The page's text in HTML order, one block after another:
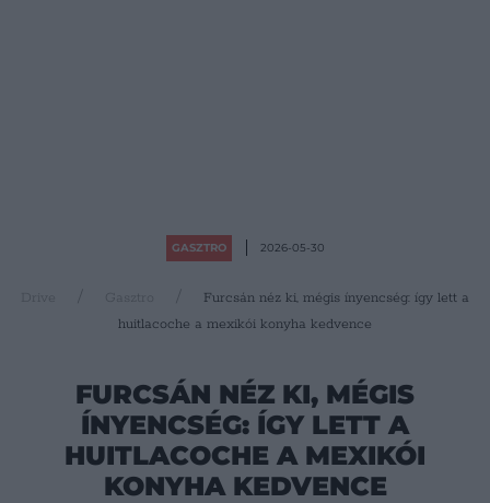
GASZTRO 2026-05-30
Drive Gasztro
Furcsán néz ki, mégis ínyencség: így lett a
huitlacoche a mexikói konyha kedvence
FURCSÁN NÉZ KI, MÉGIS
ÍNYENCSÉG: ÍGY LETT A
HUITLACOCHE A MEXIKÓI
KONYHA KEDVENCE